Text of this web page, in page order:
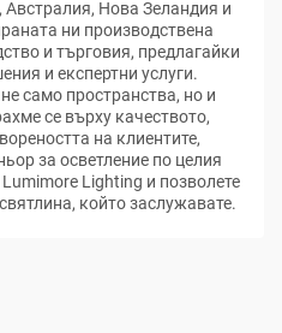
Нова Зеландия и
ни производствена
и търговия, предлагайки
и експертни услуги.
само пространства, но и
се върху качеството,
на клиентите,
за осветление по целия
Lighting и позволете
който заслужавате.